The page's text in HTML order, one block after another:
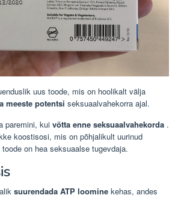
uus toode, mis on hoolikalt välja
meeste potentsi seksuaalvahekorra ajal.
paremini, kui võtta enne seksuaalvahekorda .
koostisosi, mis on põhjalikult uurinud
on hea seksuaalse tugevdaja.
suurendada ATP loomine kehas, andes